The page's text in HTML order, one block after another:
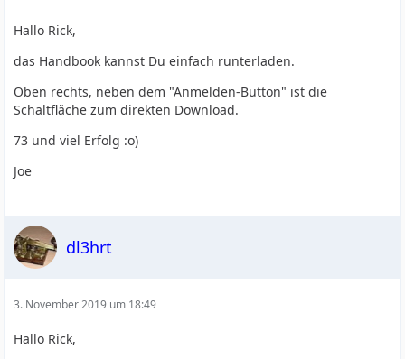
Hallo Rick,
das Handbook kannst Du einfach runterladen.
Oben rechts, neben dem "Anmelden-Button" ist die
Schaltfläche zum direkten Download.
73 und viel Erfolg :o)
Joe
dl3hrt
3. November 2019 um 18:49
Hallo Rick,